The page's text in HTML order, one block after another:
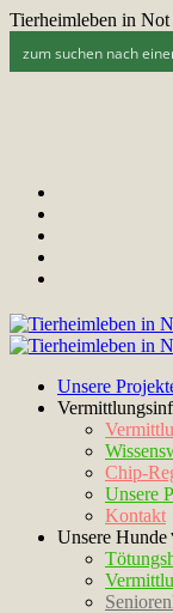
Tierheimleben in Not
Unsere
Chip-
Unsere
Kontakt
Unsere